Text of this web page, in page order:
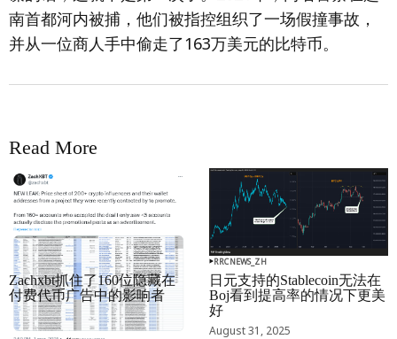
南首都河内被捕，他们被指控组织了一场假撞事故，
并从一位商人手中偷走了163万美元的比特币。
Read More
RRCNEWS_ZH
Zachxbt抓住了160位隐藏在
付费代币广告中的影响者
September 01, 2025
RRCNEWS_ZH
日元支持的Stablecoin无法在
Boj看到提高率的情况下更美
好
August 31, 2025